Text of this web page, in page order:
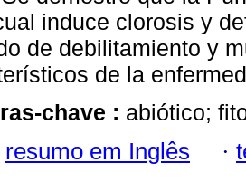
induce clorosis y
de debilitamiento y
de la
chave : abiótico;
resumo em Inglês ·